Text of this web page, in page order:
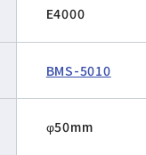
E4000
BMS-5010
φ50mm